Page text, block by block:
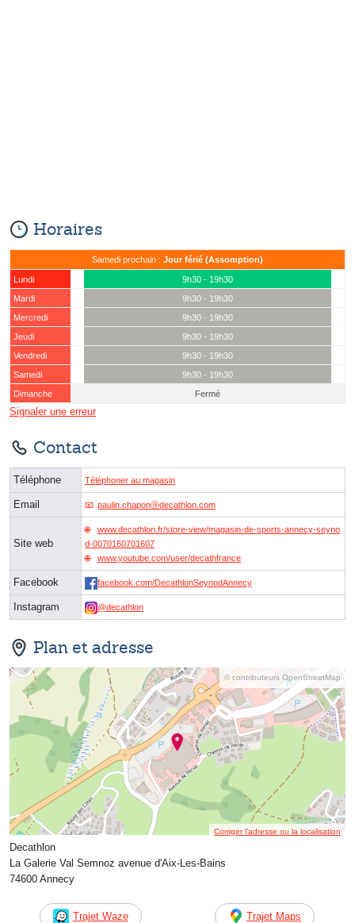
Horaires
Samedi prochain : Jour férié (Assomption)
Lundi
9h30 - 19h30
Mardi
9h30 - 19h30
Mercredi
9h30 - 19h30
Jeudi
9h30 - 19h30
Vendredi
9h30 - 19h30
Samedi
9h30 - 19h30
Dimanche
Fermé
Signaler une erreur
Contact
Téléphone Téléphoner au magasin
Email paulin.chaponⓐdecathlon.com
Site web
www.decathlon.fr/store-view/magasin-de-sports-annecy-seyno
d-0070160701607
www.youtube.com/user/decathfrance
Facebook facebook.com/DecathlonSeynodAnnecy
Instagram @decathlon
Plan et adresse
© contributeurs OpenStreetMap
Corriger l’adresse ou la localisation
Decathlon
La Galerie Val Semnoz avenue d'Aix-Les-Bains
74600 Annecy
Trajet Waze Trajet Maps